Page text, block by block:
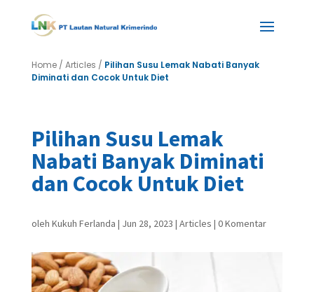
Home/ Articles / Pilihan Susu Lemak Nabati Banyak
Diminati dan Cocok Untuk Diet
Pilihan Susu Lemak
Nabati Banyak Diminati
dan Cocok Untuk Diet
oleh Kukuh Ferlanda | Jun 28, 2023 | Articles | 0 Komentar